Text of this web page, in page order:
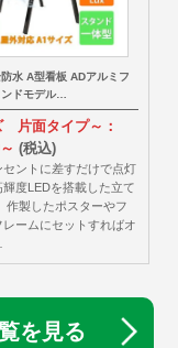
水 A型看板 ADアルミフ
ドモデル…
片面タイプ～：
(税込)
セントに差すだけで点灯
度LEDを搭載した立て
作製したポスターやフ
レームにセットすればオ
を見る